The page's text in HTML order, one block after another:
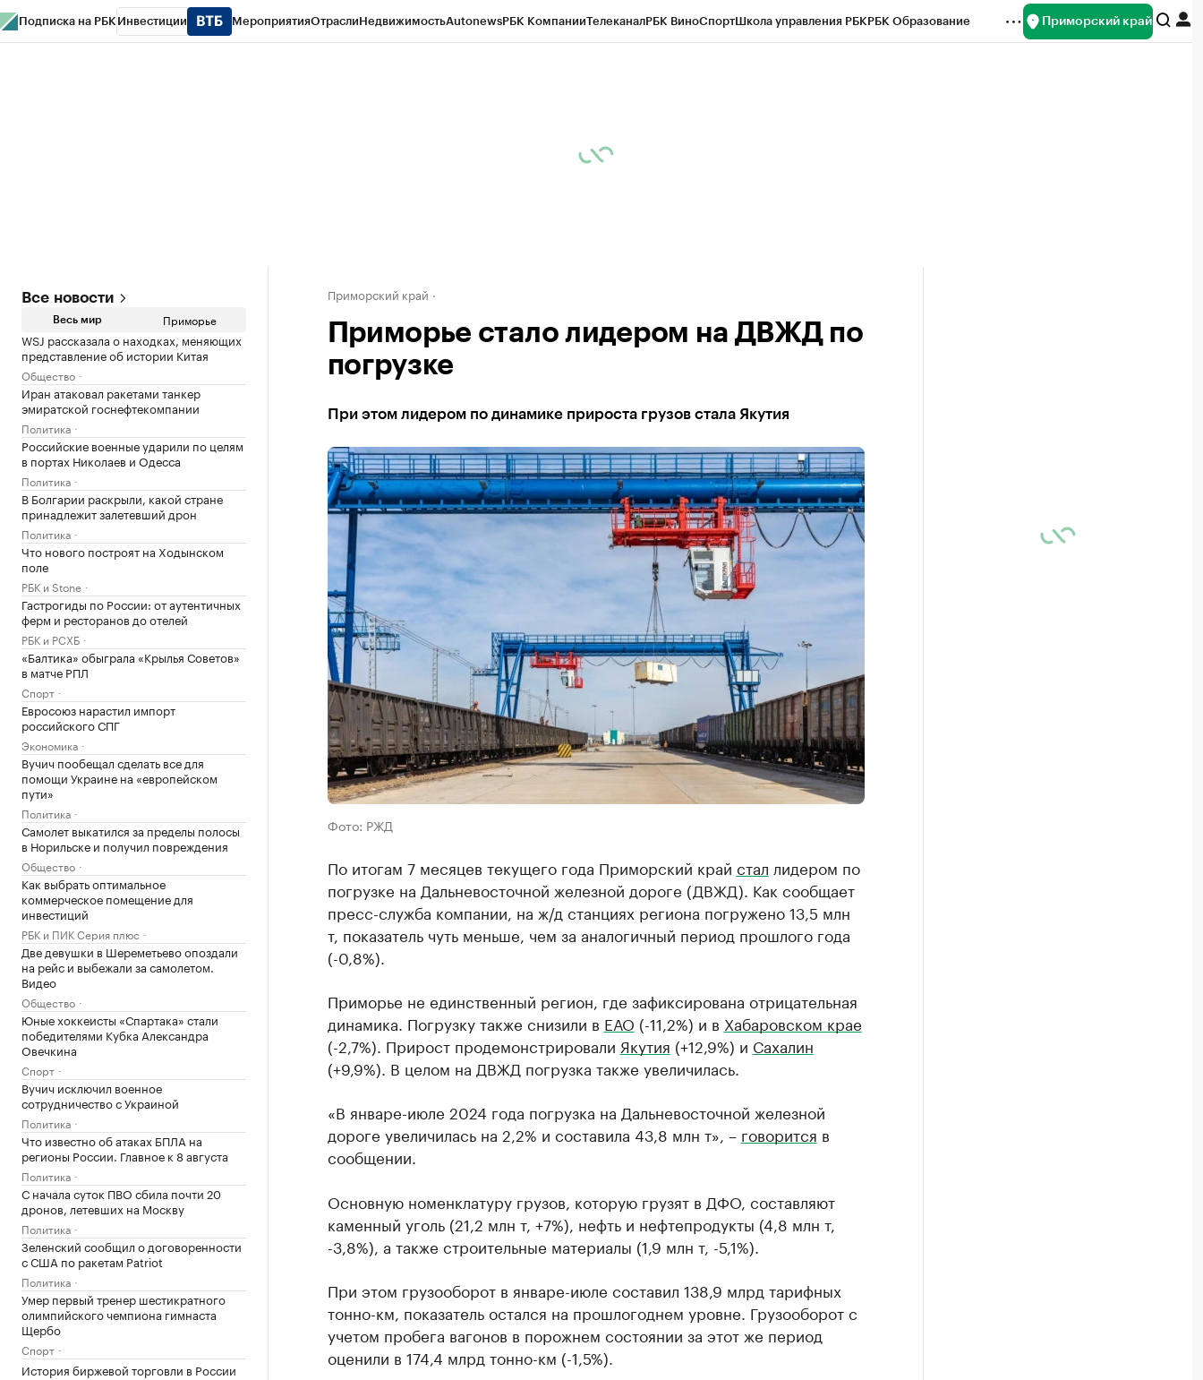
Подписка на РБК Инвестиции МероприятияОтраслиНедвижимостьAutonewsРБК КомпанииТелеканалРБК ВиноСпортШкола управления РБКРБК Образование Приморский край
Все новости
Весь мир Приморье
WSJ рассказала о находках, меняющих
представление об истории Китая
Общество
Иран атаковал ракетами танкер
эмиратской госнефтекомпании
Политика
Российские военные ударили по целям
в портах Николаев и Одесса
Политика
В Болгарии раскрыли, какой стране
принадлежит залетевший дрон
Политика
Что нового построят на Ходынском
поле
РБК и Stone
Гастрогиды по России: от аутентичных
ферм и ресторанов до отелей
РБК и РСХБ
«Балтика» обыграла «Крылья Советов»
в матче РПЛ
Спорт
Евросоюз нарастил импорт
российского СПГ
Экономика
Вучич пообещал сделать все для
помощи Украине на «европейском
пути»
Политика
Самолет выкатился за пределы полосы
в Норильске и получил повреждения
Общество
Как выбрать оптимальное
коммерческое помещение для
инвестиций
РБК и ПИК Серия плюс
Две девушки в Шереметьево опоздали
на рейс и выбежали за самолетом.
Видео
Общество
Юные хоккеисты «Спартака» стали
победителями Кубка Александра
Овечкина
Спорт
Вучич исключил военное
сотрудничество с Украиной
Политика
Что известно об атаках БПЛА на
регионы России. Главное к 8 августа
Политика
С начала суток ПВО сбила почти 20
дронов, летевших на Москву
Политика
Зеленский сообщил о договоренности
с США по ракетам Patriot
Политика
Умер первый тренер шестикратного
олимпийского чемпиона гимнаста
Щербо
Спорт
История биржевой торговли в России
Приморский край
Приморье стало лидером на ДВЖД по
погрузке
При этом лидером по динамике прироста грузов стала Якутия
Фото: РЖД
По итогам 7 месяцев текущего года Приморский край стал лидером по
погрузке на Дальневосточной железной дороге (ДВЖД). Как сообщает
пресс-служба компании, на ж/д станциях региона погружено 13,5 млн
т, показатель чуть меньше, чем за аналогичный период прошлого года
(-0,8%).
Приморье не единственный регион, где зафиксирована отрицательная
динамика. Погрузку также снизили в ЕАО (-11,2%) и в Хабаровском крае
(-2,7%). Прирост продемонстрировали Якутия (+12,9%) и Сахалин
(+9,9%). В целом на ДВЖД погрузка также увеличилась.
«В январе-июле 2024 года погрузка на Дальневосточной железной
дороге увеличилась на 2,2% и составила 43,8 млн т», – говорится в
сообщении.
Основную номенклатуру грузов, которую грузят в ДФО, составляют
каменный уголь (21,2 млн т, +7%), нефть и нефтепродукты (4,8 млн т,
-3,8%), а также строительные материалы (1,9 млн т, -5,1%).
При этом грузооборот в январе-июле составил 138,9 млрд тарифных
тонно-км, показатель остался на прошлогоднем уровне. Грузооборот с
учетом пробега вагонов в порожнем состоянии за этот же период
оценили в 174,4 млрд тонно-км (-1,5%).